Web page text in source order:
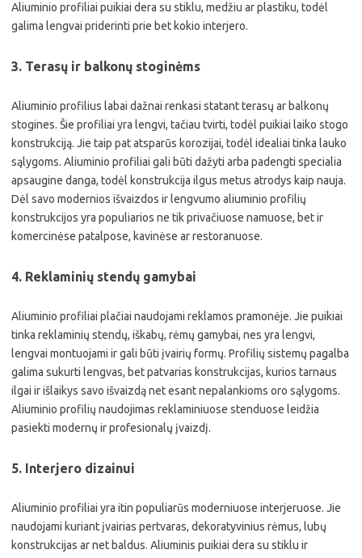
Aliuminio profiliai puikiai dera su stiklu, medžiu ar plastiku, todėl
galima lengvai priderinti prie bet kokio interjero.
3. Terasų ir balkonų stoginėms
Aliuminio profilius labai dažnai renkasi statant terasų ar balkonų
stogines. Šie profiliai yra lengvi, tačiau tvirti, todėl puikiai laiko stogo
konstrukciją. Jie taip pat atsparūs korozijai, todėl idealiai tinka lauko
sąlygoms. Aliuminio profiliai gali būti dažyti arba padengti specialia
apsaugine danga, todėl konstrukcija ilgus metus atrodys kaip nauja.
Dėl savo modernios išvaizdos ir lengvumo aliuminio profilių
konstrukcijos yra populiarios ne tik privačiuose namuose, bet ir
komercinėse patalpose, kavinėse ar restoranuose.
4. Reklaminių stendų gamybai
Aliuminio profiliai plačiai naudojami reklamos pramonėje. Jie puikiai
tinka reklaminių stendų, iškabų, rėmų gamybai, nes yra lengvi,
lengvai montuojami ir gali būti įvairių formų. Profilių sistemų pagalba
galima sukurti lengvas, bet patvarias konstrukcijas, kurios tarnaus
ilgai ir išlaikys savo išvaizdą net esant nepalankioms oro sąlygoms.
Aliuminio profilių naudojimas reklaminiuose stenduose leidžia
pasiekti modernų ir profesionalų įvaizdį.
5. Interjero dizainui
Aliuminio profiliai yra itin populiarūs moderniuose interjeruose. Jie
naudojami kuriant įvairias pertvaras, dekoratyvinius rėmus, lubų
konstrukcijas ar net baldus. Aliuminis puikiai dera su stiklu ir